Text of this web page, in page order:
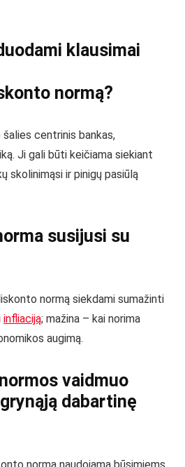
klausimai
normą?
centrinis bankas,
Ji gali būti keičiama siekiant
skolinimąsi ir pinigų pasiūlą
susijusi su
normą siekdami sumažinti
infliaciją; mažina – kai norima
augimą.
vaidmuo
dabartinę
norma naudojama būsimiems